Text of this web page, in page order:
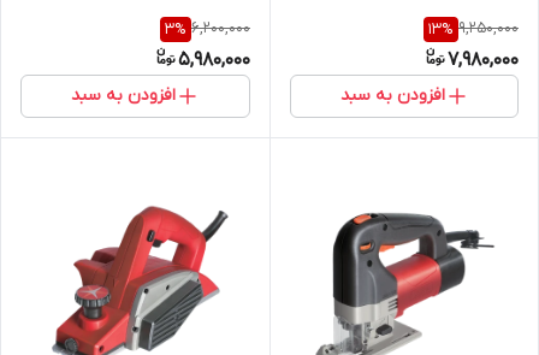
9,250,000
13%
7,980,000
افزودن به سبد
6,200,000
3%
5,980,000
افزودن به سبد